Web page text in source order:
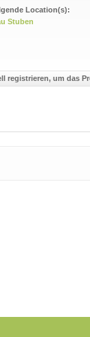
Location(s):
Stuben
registrieren, um das